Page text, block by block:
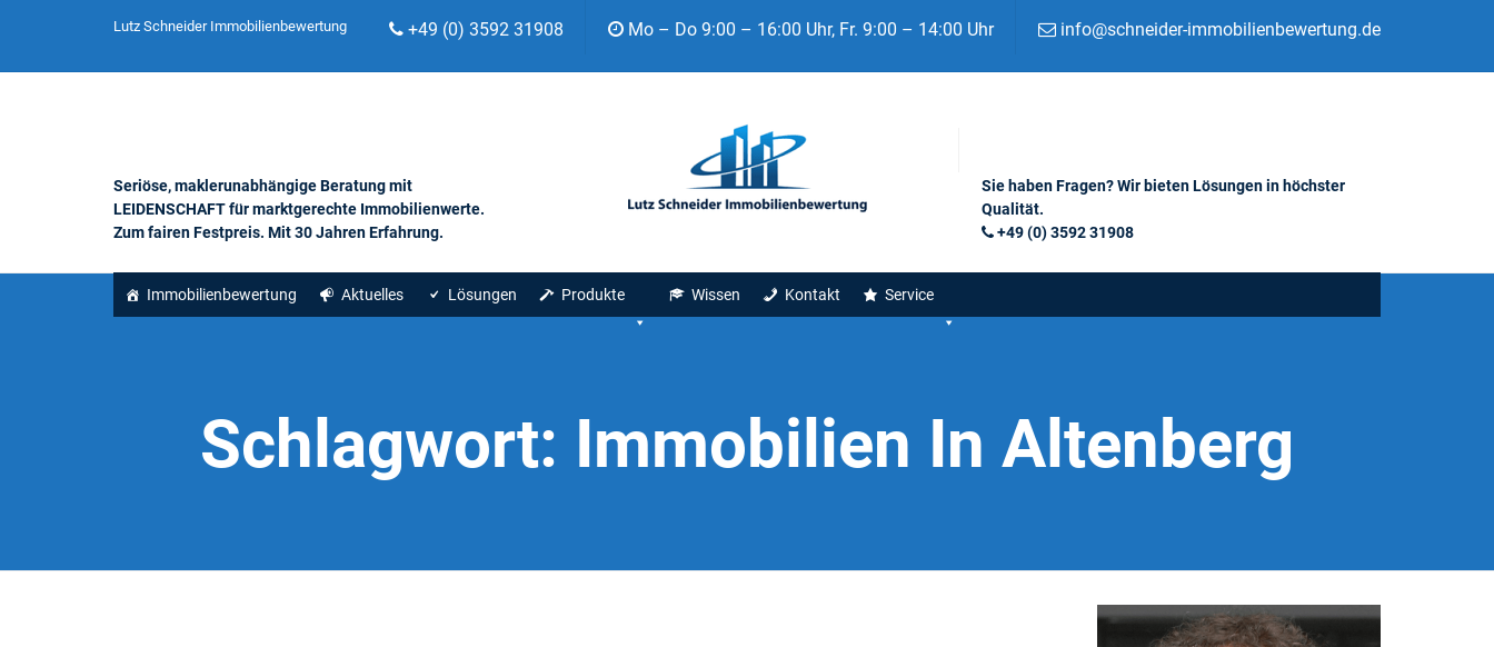
Lutz Schneider Immobilienbewertung +49 (0) 3592 31908 Mo – Do 9:00 – 16:00 Uhr, Fr. 9:00 – 14:00 Uhr info@schneider-immobilienbewertung.de
Seriöse, maklerunabhängige Beratung mit
LEIDENSCHAFT für marktgerechte Immobilienwerte.
Zum fairen Festpreis. Mit 30 Jahren Erfahrung.
Sie haben Fragen? Wir bieten Lösungen in höchster
Qualität.
+49 (0) 3592 31908
Immobilienbewertung Aktuelles Lösungen Produkte Wissen Kontakt Service
Schlagwort: Immobilien In Altenberg